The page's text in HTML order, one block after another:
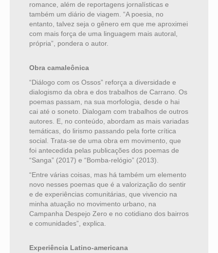
romance, além de reportagens jornalísticas e
também um diário de viagem. “A poesia, no
entanto, talvez seja o gênero em que me aproximei
com mais força de uma linguagem mais autoral,
própria”, pondera o autor.
Obra camaleônica
“Diálogo com os Ossos” reforça a diversidade e
dialogismo da obra e dos trabalhos de Carrano. Os
poemas passam, na sua morfologia, desde o hai
cai até o soneto. Dialogam com trabalhos de outros
autores. E, no conteúdo, abordam as mais variadas
temáticas, do lirismo passando pela forte crítica
social. Trata-se de uma obra em movimento, que
foi antecedida pelas publicações dos poemas de
“Sanga” (2017) e “Bomba-relógio” (2013).
“Entre várias coisas, mas há também um elemento
novo nesses poemas que é a valorização do sentir
e de experiências comunitárias, que vivencio na
minha atuação no movimento urbano, na
Campanha Despejo Zero e no cotidiano dos bairros
e comunidades”, explica.
Experiência Latino-americana